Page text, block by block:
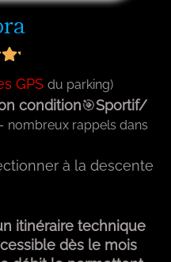
GPS du parking)
condition🎯Sportif/
nombreux rappels dans
à la descente
itinéraire technique
dès le mois